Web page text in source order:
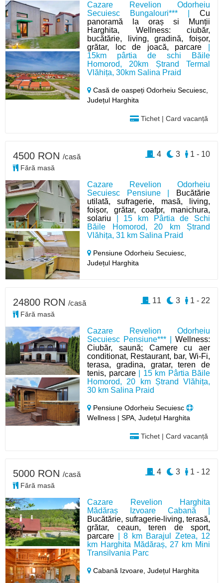
Cazare Revelion Odorheiu
Secuiesc Bungalouri*** | Cu
panoramă la oraș si Munții
Harghita, Wellness: ciubăr,
bucătărie, living, gradină, foișor,
grătar, loc de joacă, parcare
15km pârtia de schi Băile
Homorod, 20km Ștrand Termal
Vlăhița, 30km Salina Praid
Casă de oaspeți Odorheiu Secuiesc,
Județul Harghita
Tichet | Card vacanță
Cazare Revelion Odorheiu
Secuiesc Pensiune |
Bucătărie
utilată, sufragerie, masă, living,
foișor, grătar, coafpr, manichura,
solariu | 15 km Pârtia de Schi
Băile Homorod, 20 km Ștrand
Vlăhița, 31 km Salina Praid
Pensiune Odorheiu Secuiesc,
Județul Harghita
4500 RON /casă
Fără masă
1 - 10
3
4
Cazare Revelion Odorheiu
Secuiesc Pensiune*** | Wellness:
Ciubăr, saună; Camere cu aer
conditionat, Restaurant, bar, Wi-Fi,
terasa, gradina, gratar, teren de
tenis, parcare| 15 km Pârtia Băile
Homorod, 20 km Ștrand Vlăhița,
30 km Salina Praid
Pensiune Odorheiu Secuiesc
Wellness | SPA, Județul Harghita
Tichet | Card vacanță
24800 RON /casă
Fără masă
1 - 22
3
11
Cazare Revelion Harghita
Mădăraș Izvoare Cabană |
Bucătărie, sufragerie-living, terasă,
grătar, ceaun, teren de sport,
parcare | 8 km Barajul Zetea, 12
km Harghita Mădăraș, 27 km Mini
Transilvania Parc
Cabană Izvoare,Județul Harghita
5000 RON /casă
Fără masă
1 - 12
3
4